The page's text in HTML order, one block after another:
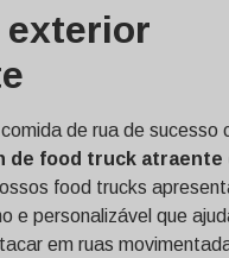
exterior
de rua de sucesso
de food truck atraente
food trucks
e personalizável que
em ruas